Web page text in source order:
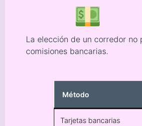
La elección de un corredor
comisiones bancarias.
Método
Tarjetas bancarias